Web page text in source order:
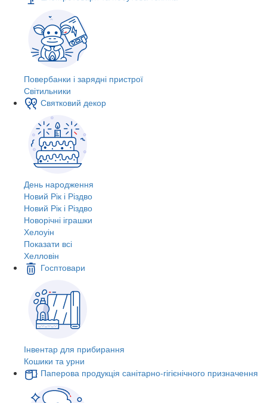
Повербанки і зарядні пристрої
Світильники
Святковий декор
День народження
Новий Рік і Різдво
Новий Рік і Різдво
Новорічні іграшки
Хелоуін
Показати всі
Хелловін
Госптовари
Інвентар для прибирання
Кошики та урни
Паперова продукція санітарно-гігієнічного призначення